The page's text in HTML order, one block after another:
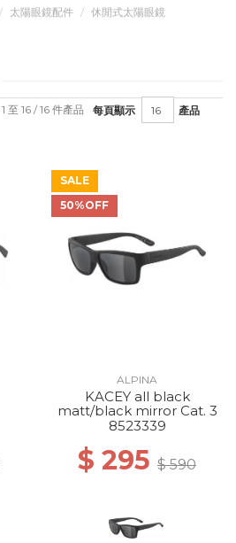
太陽眼鏡配件 休閒式太陽眼鏡
每頁顯示 產品
1 至 16 / 16 件產品
SALE
50%OFF
ALPINA
KACEY all black
matt/black mirror Cat. 3
8523339
$ 295 $ 590